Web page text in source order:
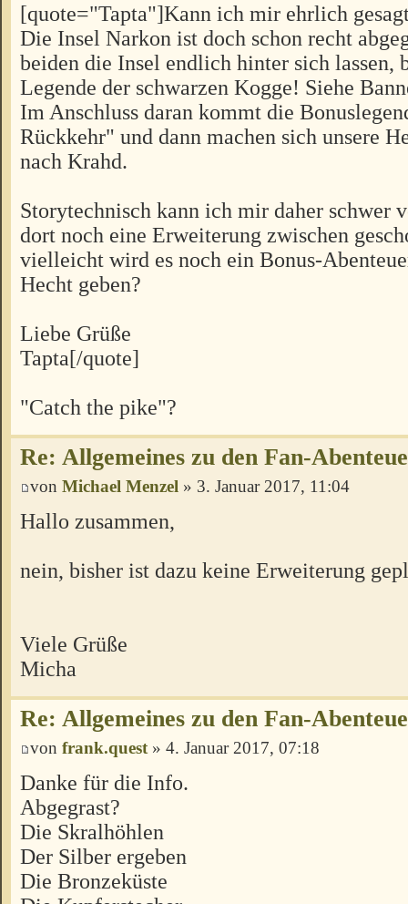
[quote="Tapta"]Kann ich mir ehrlich
Die Insel Narkon ist doch schon recht
beiden die Insel endlich hinter sich lassen,
Legende der schwarzen Kogge! Siehe
Im Anschluss daran kommt die
Rückkehr" und dann machen sich unsere
nach Krahd.
Storytechnisch kann ich mir daher schwer
dort noch eine Erweiterung zwischen
vielleicht wird es noch ein Bonus-
Hecht geben?
Liebe Grüße
Tapta[/quote]
"Catch the pike"?
Re: Allgemeines zu den Fan-
von Michael Menzel » 3. Januar 2017, 11:04
Hallo zusammen,
nein, bisher ist dazu keine Erweiterung
Viele Grüße
Micha
Re: Allgemeines zu den Fan-
von frank.quest » 4. Januar 2017, 07:18
Danke für die Info.
Abgegrast?
Die Skralhöhlen
Der Silber ergeben
Die Bronzeküste